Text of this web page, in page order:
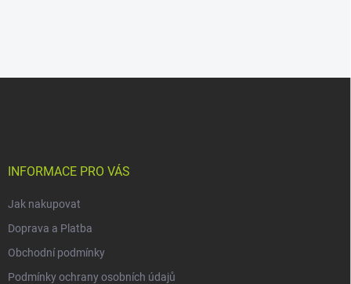
INFORMACE PRO VÁS
Jak nakupovat
Doprava a Platba
Obchodní podmínky
Podmínky ochrany osobních údajů